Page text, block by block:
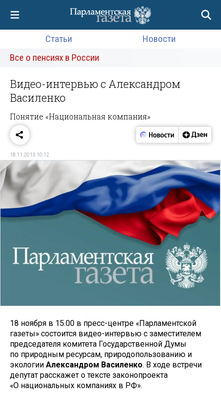
Статьи
Новости
Все о пенсиях в России
Видео-интервью с Александром
Василенко
Понятие «Национальная компания»
18.11.2013 10:12
18 ноября в 15.00 в пресс-центре «Парламентской
газеты» состоится видео-интервью с заместителем
председателя комитета Государственной Думы
по природным ресурсам, природопользованию и
экологии Александром Василенко. В ходе встречи
депутат расскажет о тексте законопроекта
«О национальных компаниях в РФ».